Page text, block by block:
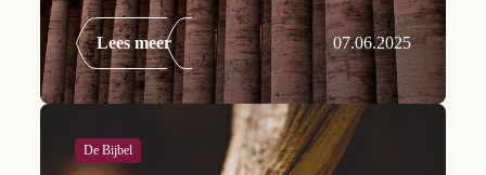
Lees meer 07.06.2025
De Bijbel